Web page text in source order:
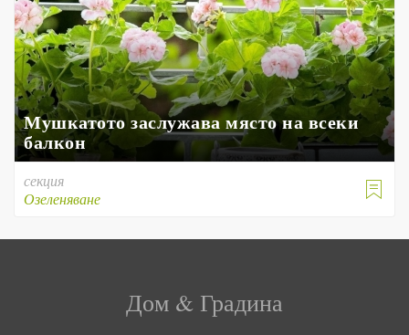
Мушкатото заслужава място на всеки
балкон

секция
Озеленяване
Дом & Градина